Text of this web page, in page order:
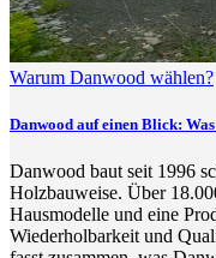
Warum Danwood wählen?
Danwood auf einen Blick:
Danwood baut seit 1996
Holzbauweise. Über
Hausmodelle und eine
Wiederholbarkeit und